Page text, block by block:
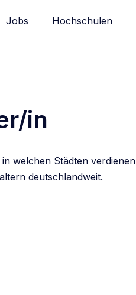
Jobs Hochschulen
in
welchen Städten verdienen
deutschlandweit.